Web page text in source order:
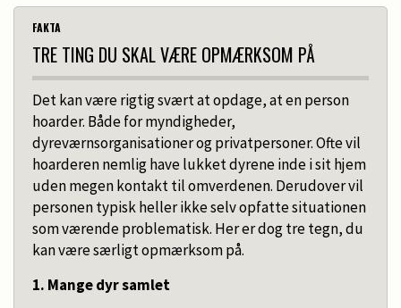
FAKTA
TRE TING DU SKAL VÆRE OPMÆRKSOM PÅ
Det kan være rigtig svært at opdage, at en person
hoarder. Både for myndigheder,
dyreværnsorganisationer og privatpersoner. Ofte vil
hoarderen nemlig have lukket dyrene inde i sit hjem
uden megen kontakt til omverdenen. Derudover vil
personen typisk heller ikke selv opfatte situationen
som værende problematisk. Her er dog tre tegn, du
kan være særligt opmærksom på.
1. Mange dyr samlet